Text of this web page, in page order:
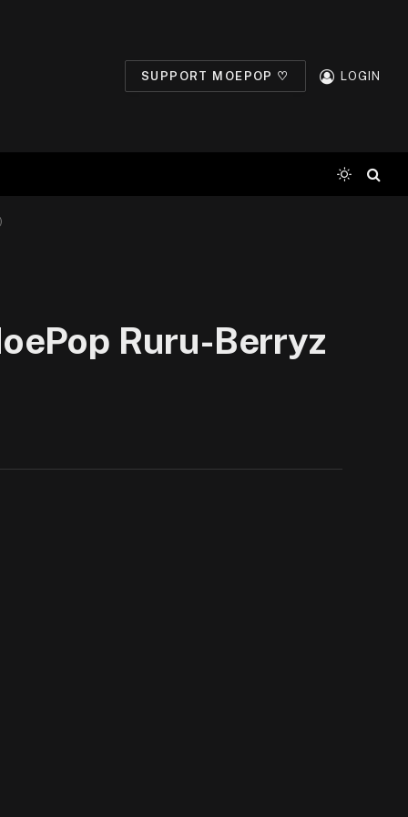
SUPPORT MOEPOP ♡ LOGIN
Ruru-Berryz